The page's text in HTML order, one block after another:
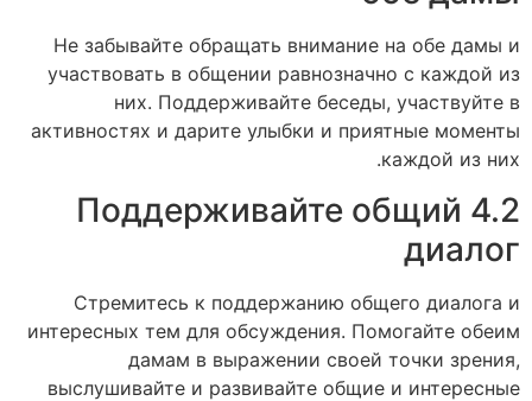
Не забывайте обращать внимание на обе дамы и
участвовать в общении равнозначно с каждой из
них. Поддерживайте беседы, участвуйте в
активностях и дарите улыбки и приятные моменты
каждой из них.
4.2 Поддерживайте общий
диалог
Стремитесь к поддержанию общего диалога и
интересных тем для обсуждения. Помогайте обеим
дамам в выражении своей точки зрения,
выслушивайте и развивайте общие и интересные